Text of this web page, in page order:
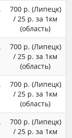
700 р. (Липецк)
/ 25 р. за 1км
(область)
700 р. (Липецк)
/ 25 р. за 1км
(область)
700 р. (Липецк)
/ 25 р. за 1км
(область)
700 р. (Липецк)
/ 25 р. за 1км